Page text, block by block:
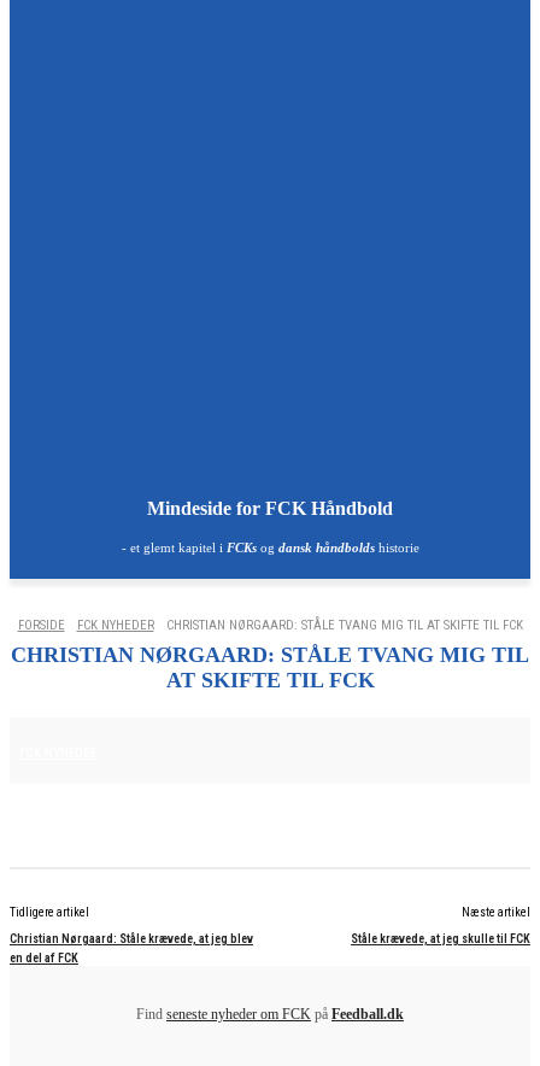
Mindeside for FCK Håndbold
- et glemt kapitel i FCKsog dansk håndboldshistorie
FORSIDE FCK NYHEDER CHRISTIAN NØRGAARD: STÅLE TVANG MIG TIL AT SKIFTE TIL FCK
CHRISTIAN NØRGAARD: STÅLE TVANG MIG TIL
AT SKIFTE TIL FCK
Tidligere artikel
Christian Nørgaard: Ståle krævede, at jeg blev
en del af FCK
Næste artikel
Ståle krævede, at jeg skulle til FCK
Find seneste nyheder om FCK på Feedball.dk